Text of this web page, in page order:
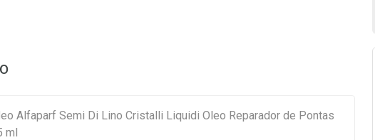
Alfaparf Semi Di Lino Cristalli Liquidi Oleo Reparador de Pontas
ml